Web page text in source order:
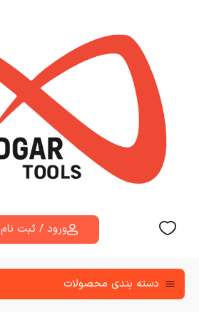
ورود / ثبت نام
دسته‌ بندی محصولات